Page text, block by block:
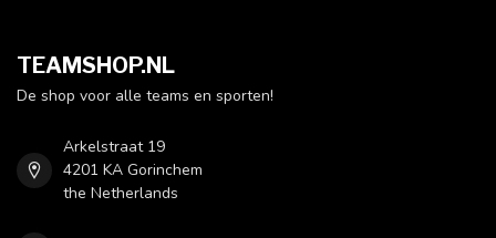
TEAMSHOP.NL
De shop voor alle teams en sporten!
Arkelstraat 19
4201 KA Gorinchem
the Netherlands